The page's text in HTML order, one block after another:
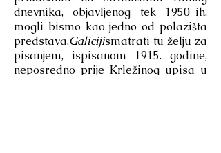
dnevnika, objavljenog tek 1950-ih,
mogli bismo kao jedno od polazišta
predstava.Galicijismatrati tu želju za
pisanjem, ispisanom 1915. godine,
neposredno prije Krležinog upisa u